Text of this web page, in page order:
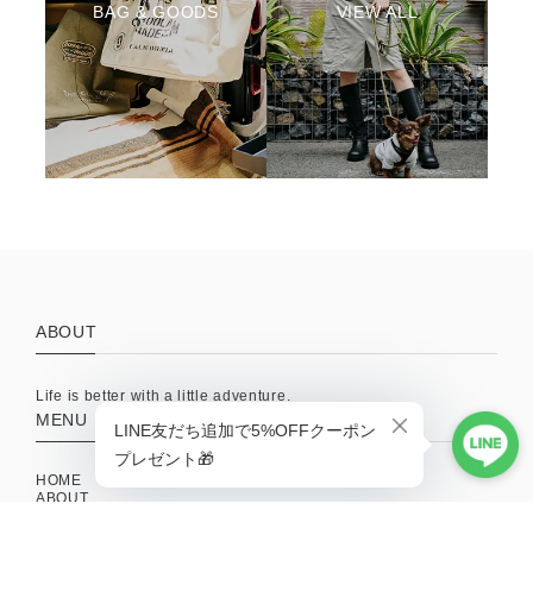
BAG & GOODS VIEW ALL
ABOUT
Life is better with a little adventure.
MENU
HOME
ABOUT